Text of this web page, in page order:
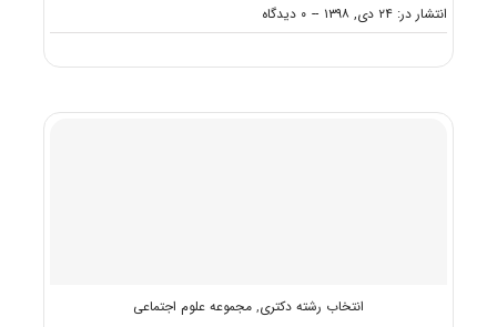
انتشار در: ۲۴ دی, ۱۳۹۸ -- ۰ دیدگاه
on
کارنامه
آزمون
انتخاب رشته دکتری, مجموعه علوم اجتماعی